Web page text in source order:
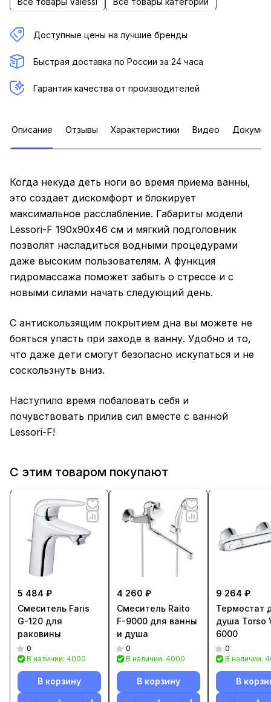
Доступные цены на лучшие бренды
Быстрая доставка по России за 24 часа
Гарантия качества от производителей
Описание Отзывы Характеристики Видео
Когда некуда деть ноги во время приема ванны,
это создает дискомфорт и блокирует
максимальное расслабление. Габариты модели
Lessori-F 190х90х46 см и мягкий подголовник
позволят насладиться водными процедурами
даже высоким пользователям. А функция
гидромассажа поможет забыть о стрессе и с
новыми силами начать следующий день.
С антискользящим покрытием дна вы можете не
бояться упасть при заходе в ванну. Удобно и то,
что даже дети смогут безопасно искупаться и не
соскользнуть вниз.
Наступило время побаловать себя и
почувствовать прилив сил вместе с ванной
Lessori-F!
С этим товаром покупают
5 484 ₽
Смеситель Faris
G-120 для
раковины
0
В наличии: 4000
В корзину
4 260 ₽
Смеситель Raito
F-9000 для ванны
и душа
0
В наличии: 4000
В корзину
9 264 ₽
Термостат
душа Torso
6000
0
В наличии:
В